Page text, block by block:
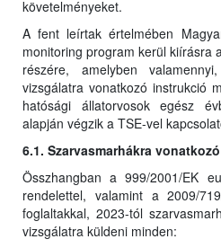
követelményeket.
A fent leírtak értelmében
monitoring program kerül kiírásra
részére, amelyben
vizsgálatra vonatkozó instrukció
hatósági állatorvosok egész
alapján végzik a TSE-vel
6.1. Szarvasmarhákra
Összhangban a 999/2001/EK
rendelettel, valamint a 2009/
foglaltakkal, 2023-tól
vizsgálatra küldeni minden: